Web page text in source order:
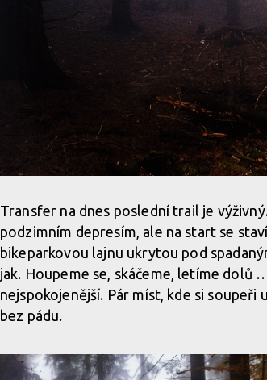
Transfer na dnes poslední trail je
podzimním depresím, ale na start se
bikeparkovou lajnu ukrytou pod
jak. Houpeme se, skáčeme, letíme dolů
nejspokojenější. Pár míst, kde si
bez pádu.